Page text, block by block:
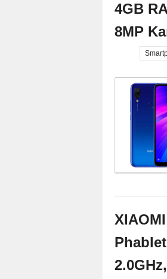
4GB
8MP